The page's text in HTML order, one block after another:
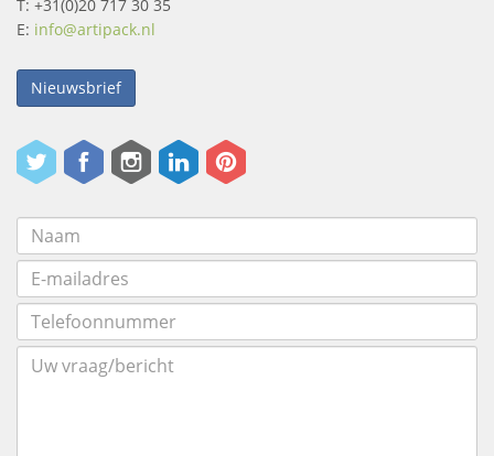
T: +31(0)20 717 30 35
E: info@artipack.nl
Nieuwsbrief